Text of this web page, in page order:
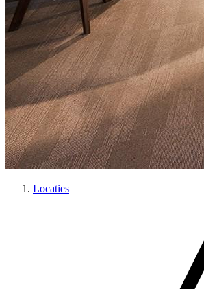
Locaties